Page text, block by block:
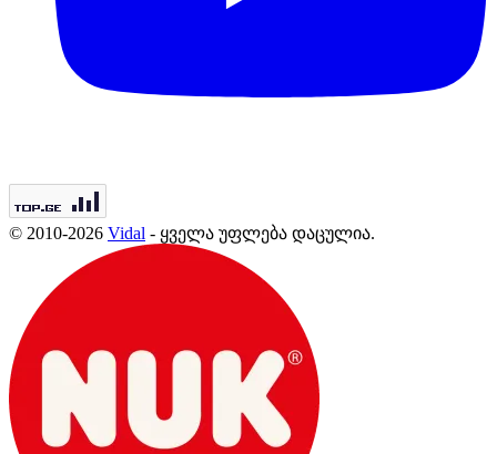
© 2010-2026 Vidal - ყველა უფლება დაცულია.